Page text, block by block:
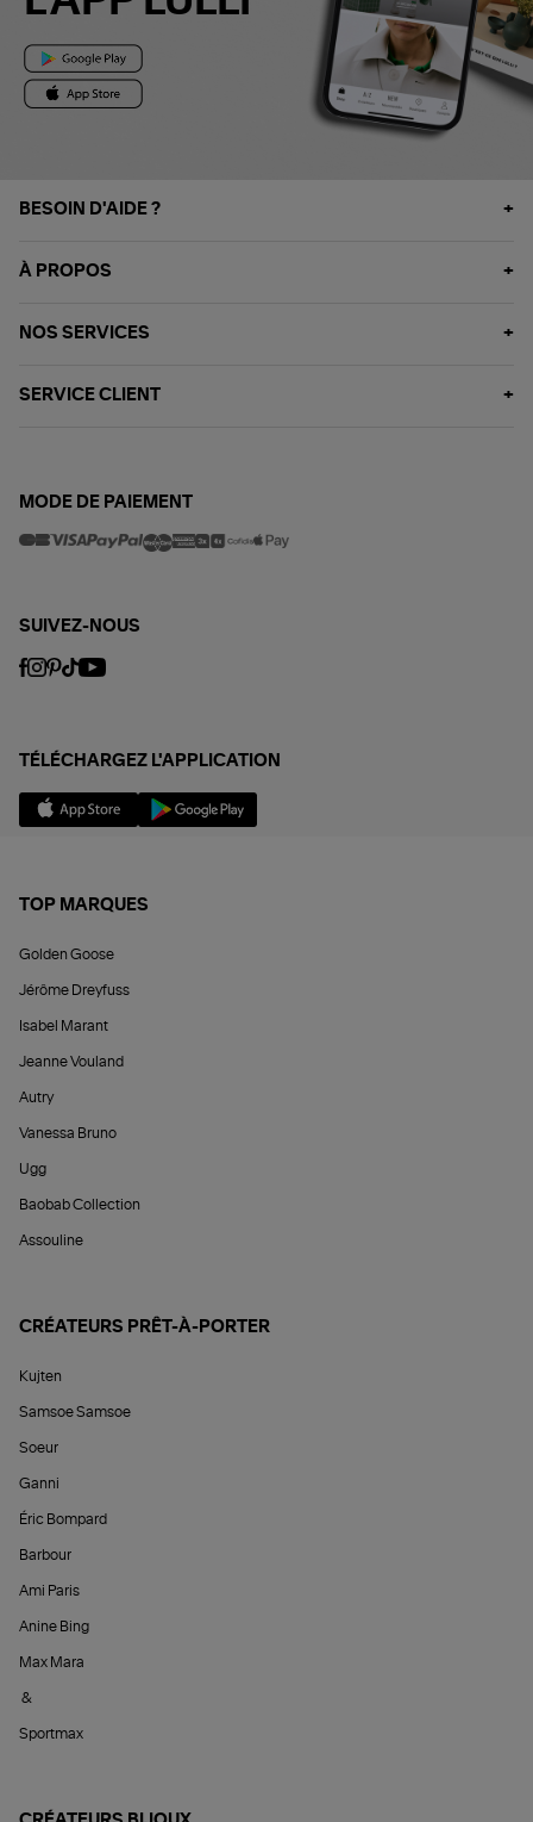
BESOIN D'AIDE ?
À PROPOS
NOS SERVICES
SERVICE CLIENT
MODE DE PAIEMENT
SUIVEZ-NOUS
TÉLÉCHARGEZ L'APPLICATION
TOP MARQUES
Golden Goose
Jérôme Dreyfuss
Isabel Marant
Jeanne Vouland
Autry
Vanessa Bruno
Ugg
Baobab Collection
Assouline
CRÉATEURS PRÊT-À-PORTER
Kujten
Samsoe Samsoe
Soeur
Ganni
Éric Bompard
Barbour
Ami Paris
Anine Bing
Max Mara
&
Sportmax